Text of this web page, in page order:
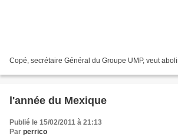
Copé, secrétaire Général du Groupe UMP, veut
l'année du Mexique
Publié le 15/02/2011 à 21:13
Par perrico